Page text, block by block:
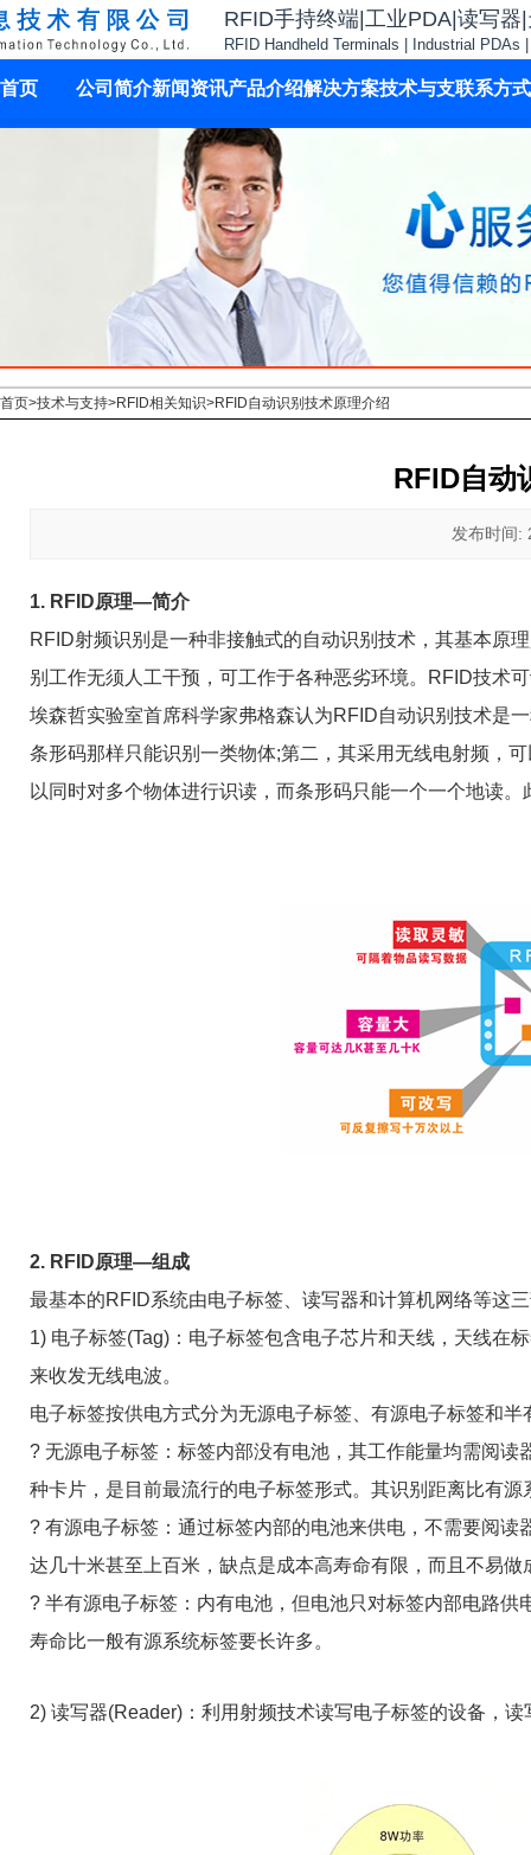
RFID手持终端|工业PDA|读写器
RFID Handheld Terminals | Industrial PDAs
首页 公司简介新闻资讯产品介绍解决方案技术与支联系方式
首页>技术与支持>RFID相关知识>RFID自动识别技术原理介绍
RFID自动
发布时间:
1. RFID原理—简介
RFID射频识别是一种非接触式的自动识别技术，其基本原
别工作无须人工干预，可工作于各种恶劣环境。RFID技术
埃森哲实验室首席科学家弗格森认为RFID自动识别技术是
条形码那样只能识别一类物体;第二，其采用无线电射频，
以同时对多个物体进行识读，而条形码只能一个一个地读
2. RFID原理—组成
最基本的RFID系统由电子标签、读写器和计算机网络等这
1) 电子标签(Tag)：电子标签包含电子芯片和天线，天线在
来收发无线电波。
电子标签按供电方式分为无源电子标签、有源电子标签和半
? 无源电子标签：标签内部没有电池，其工作能量均需阅
种卡片，是目前最流行的电子标签形式。其识别距离比有
? 有源电子标签：通过标签内部的电池来供电，不需要阅
达几十米甚至上百米，缺点是成本高寿命有限，而且不易做
? 半有源电子标签：内有电池，但电池只对标签内部电路
寿命比一般有源系统标签要长许多。
2) 读写器(Reader)：利用射频技术读写电子标签的设备，